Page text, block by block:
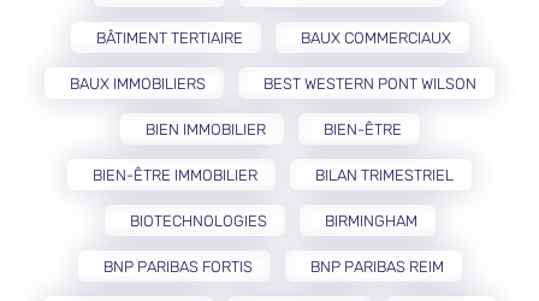
BÂTIMENT TERTIAIRE BAUX COMMERCIAUX
BAUX IMMOBILIERS BEST WESTERN PONT WILSON
BIEN IMMOBILIER BIEN-ÊTRE
BIEN-ÊTRE IMMOBILIER BILAN TRIMESTRIEL
BIOTECHNOLOGIES BIRMINGHAM
BNP PARIBAS FORTIS BNP PARIBAS REIM